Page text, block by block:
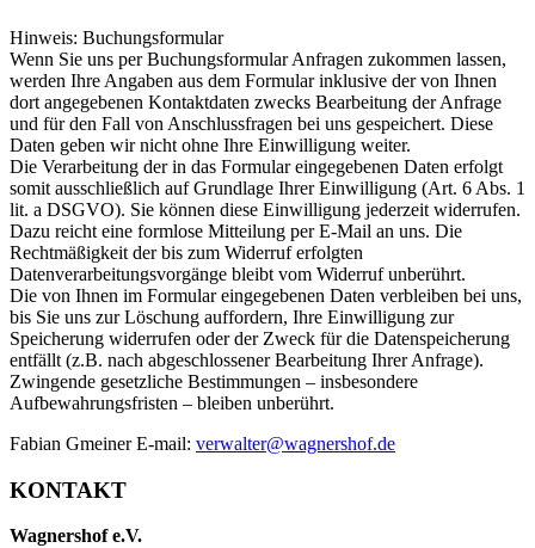
Hinweis: Buchungsformular
Wenn Sie uns per Buchungsformular Anfragen zukommen lassen,
werden Ihre Angaben aus dem Formular inklusive der von Ihnen
dort angegebenen Kontaktdaten zwecks Bearbeitung der Anfrage
und für den Fall von Anschlussfragen bei uns gespeichert. Diese
Daten geben wir nicht ohne Ihre Einwilligung weiter.
Die Verarbeitung der in das Formular eingegebenen Daten erfolgt
somit ausschließlich auf Grundlage Ihrer Einwilligung (Art. 6 Abs. 1
lit. a DSGVO). Sie können diese Einwilligung jederzeit widerrufen.
Dazu reicht eine formlose Mitteilung per E-Mail an uns. Die
Rechtmäßigkeit der bis zum Widerruf erfolgten
Datenverarbeitungsvorgänge bleibt vom Widerruf unberührt.
Die von Ihnen im Formular eingegebenen Daten verbleiben bei uns,
bis Sie uns zur Löschung auffordern, Ihre Einwilligung zur
Speicherung widerrufen oder der Zweck für die Datenspeicherung
entfällt (z.B. nach abgeschlossener Bearbeitung Ihrer Anfrage).
Zwingende gesetzliche Bestimmungen – insbesondere
Aufbewahrungsfristen – bleiben unberührt.
Fabian Gmeiner E-mail: verwalter@wagnershof.de
KONTAKT
Wagnershof e.V.